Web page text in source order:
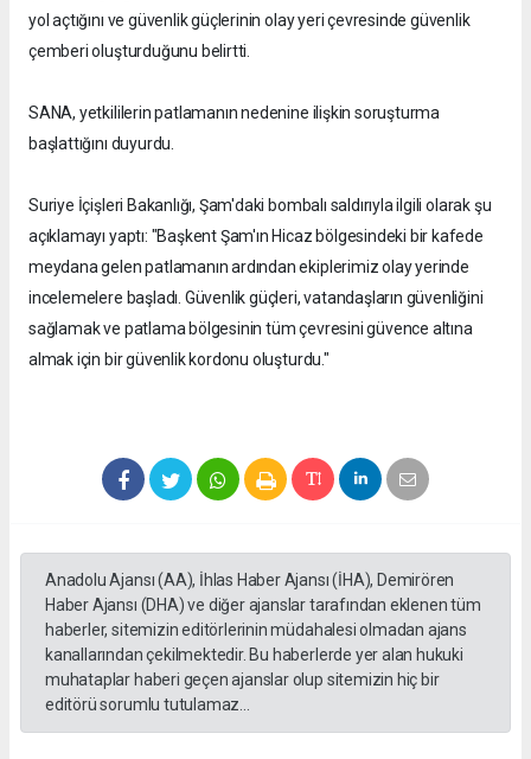
yol açtığını ve güvenlik güçlerinin olay yeri çevresinde güvenlik
çemberi oluşturduğunu belirtti.
SANA, yetkililerin patlamanın nedenine ilişkin soruşturma
başlattığını duyurdu.
Suriye İçişleri Bakanlığı, Şam'daki bombalı saldırıyla ilgili olarak şu
açıklamayı yaptı: "Başkent Şam'ın Hicaz bölgesindeki bir kafede
meydana gelen patlamanın ardından ekiplerimiz olay yerinde
incelemelere başladı. Güvenlik güçleri, vatandaşların güvenliğini
sağlamak ve patlama bölgesinin tüm çevresini güvence altına
almak için bir güvenlik kordonu oluşturdu."
Anadolu Ajansı (AA), İhlas Haber Ajansı (İHA), Demirören
Haber Ajansı (DHA) ve diğer ajanslar tarafından eklenen tüm
haberler, sitemizin editörlerinin müdahalesi olmadan ajans
kanallarından çekilmektedir. Bu haberlerde yer alan hukuki
muhataplar haberi geçen ajanslar olup sitemizin hiç bir
editörü sorumlu tutulamaz...